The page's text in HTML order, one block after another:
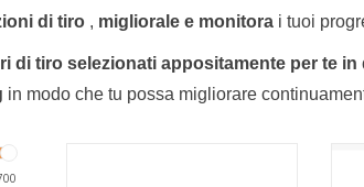
di tiro , migliorale e monitora i tuoi
di tiro selezionati appositamente per te
in modo che tu possa migliorare